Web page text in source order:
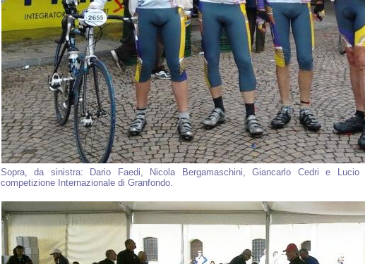
Sopra, da sinistra: Dario Faedi, Nicola Bergamaschini, Giancarlo Cedri e Lucio
competizione Internazionale di Granfondo.